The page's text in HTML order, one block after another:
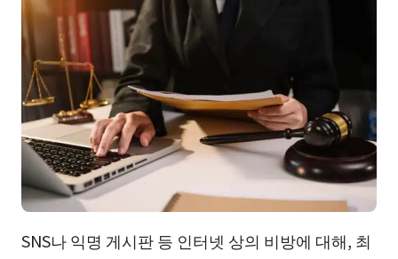
SNS나 익명 게시판 등 인터넷 상의 비방에 대해, 최